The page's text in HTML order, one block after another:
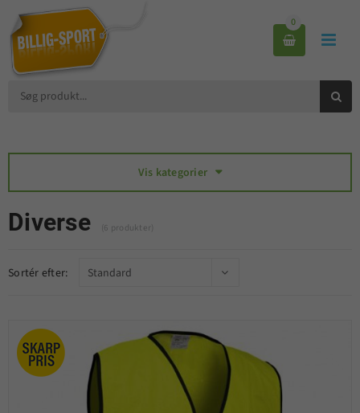


0

Vis kategorier 
Diverse (6 produkter)
Sortér efter: